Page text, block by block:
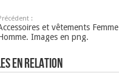
:
et vêtements Femme
Images en png.
en relation